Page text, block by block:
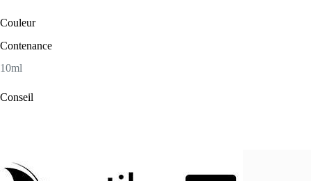
Couleur
Contenance
10ml
Conseil